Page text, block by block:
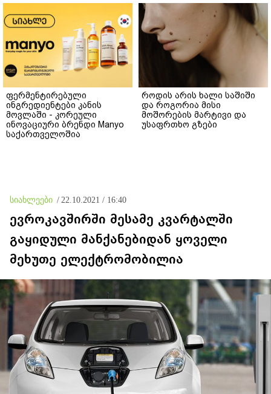
ფერმენტირებული
ინგრედიენტები კანის
მოვლაში - კორეული
ინოვაციური ბრენდი Manyo
საქართველოშია
როდის არის ხალი საშიში
და როგორია მისი
მოშორების მარტივი და
უსაფრთხო გზები
სიახლეები / 22.10.2021 / 16:40
ევროკავშირში მესამე კვარტალში
გაყიდული მანქანებიდან ყოველი
მეხუთე ელექტრომობილია